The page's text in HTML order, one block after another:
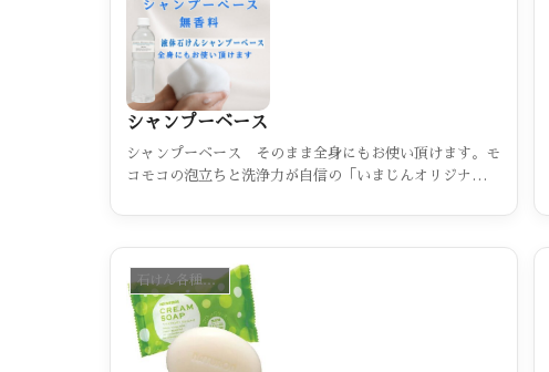
シャンプーベース
シャンプーベース そのまま全身にもお使い頂けます。モ
コモコの泡立ちと洗浄力が自信の「いまじんオリジナル」
石けん各種（カテゴリー一覧）